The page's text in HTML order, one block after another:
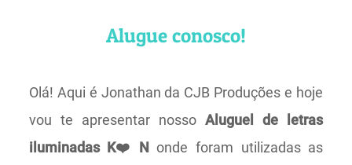
Alugue conosco!
Olá! Aqui é Jonathan da CJB Produções e hoje
vou te apresentar nosso Aluguel de letras
iluminadas K❤️Nonde foram utilizadas as